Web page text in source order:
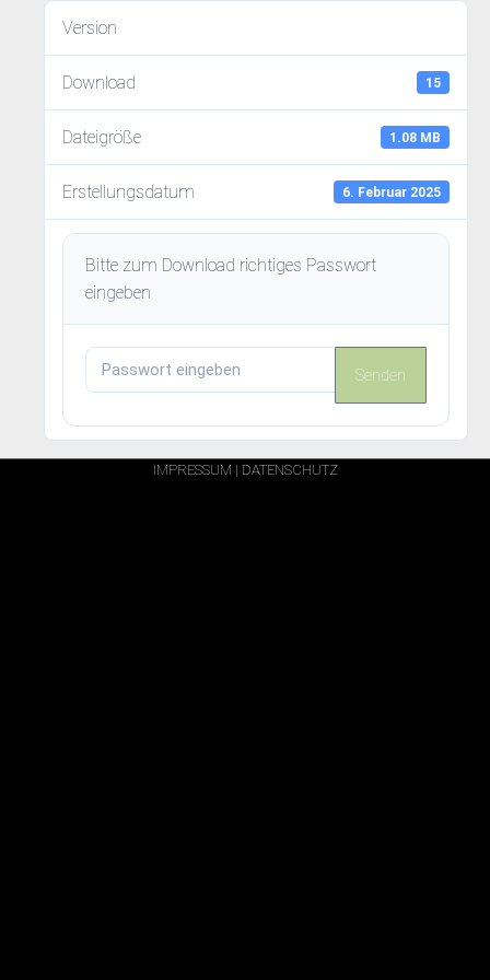
Version
Download 15
Dateigröße 1.08 MB
Erstellungsdatum 6. Februar 2025
Bitte zum Download richtiges Passwort
eingeben
IMPRESSUM | DATENSCHUTZ